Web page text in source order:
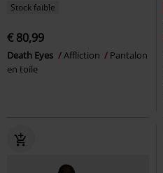
Stock faible
€ 80,99
Death Eyes Affliction
Pantalon
en toile